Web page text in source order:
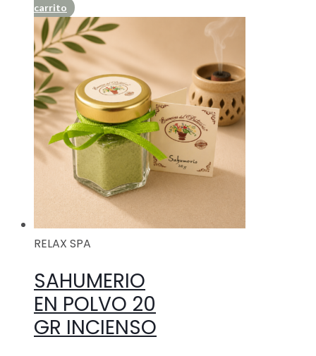
carrito
RELAX SPA
SAHUMERIO
EN POLVO 20
GR INCIENSO